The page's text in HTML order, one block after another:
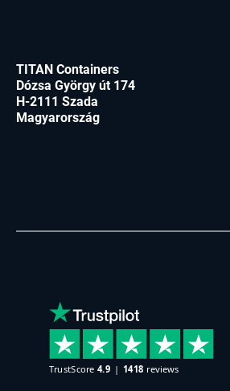
TITAN Containers
Dózsa György út 174
H-2111 Szada
Magyarország